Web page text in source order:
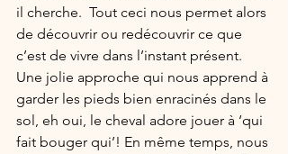
il cherche.  Tout ceci nous permet alors
de découvrir ou redécouvrir ce que
c’est de vivre dans l’instant présent.
Une jolie approche qui nous apprend à
garder les pieds bien enracinés dans le
sol, eh oui, le cheval adore jouer à ‘qui
fait bouger qui’! En même temps, nous